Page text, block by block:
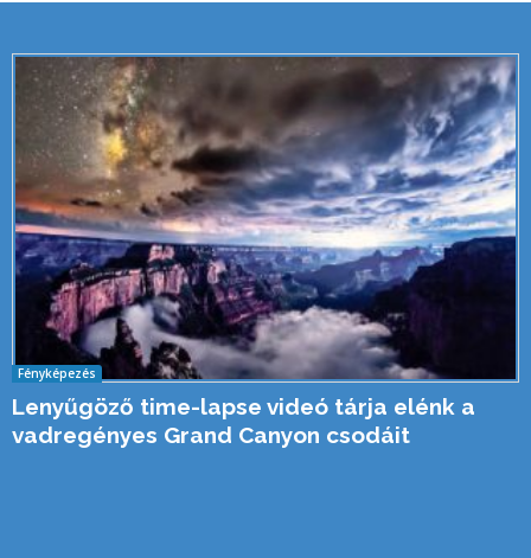
Fényképezés
Lenyűgöző time-lapse videó tárja elénk a
vadregényes Grand Canyon csodáit